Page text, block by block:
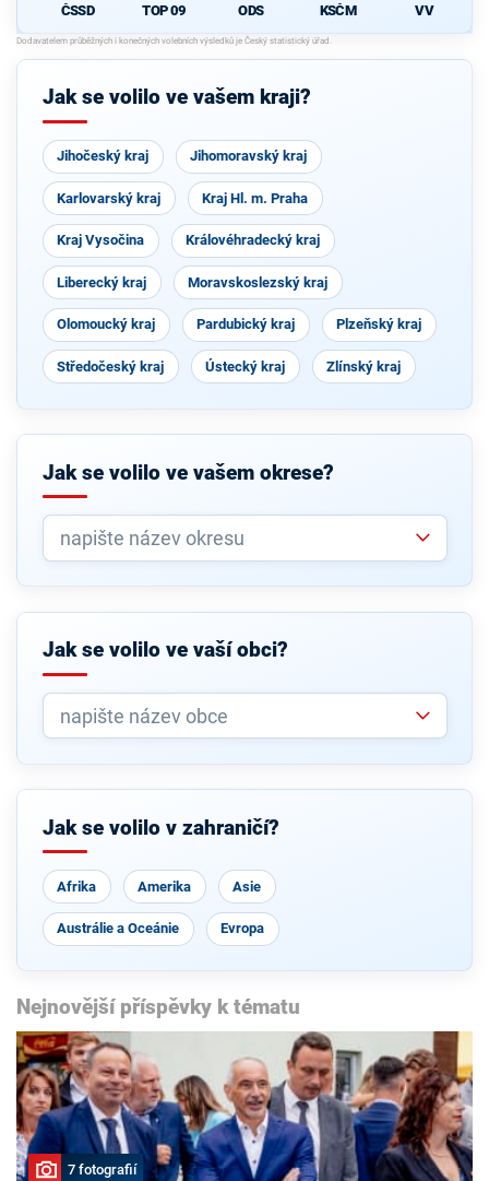
ČSSD TOP 09 ODS KSČM VV
Jak se volilo ve vašem kraji?
Jihočeský kraj Jihomoravský kraj
Karlovarský kraj Kraj Hl. m. Praha
Kraj Vysočina Královéhradecký kraj
Liberecký kraj Moravskoslezský kraj
Olomoucký kraj Pardubický kraj Plzeňský kraj
Středočeský kraj Ústecký kraj Zlínský kraj
Jak se volilo ve vašem okrese?
Jak se volilo ve vaší obci?
Jak se volilo v zahraničí?
Afrika Amerika Asie
Austrálie a Oceánie Evropa
Nejnovější příspěvky k tématu
7 fotografií